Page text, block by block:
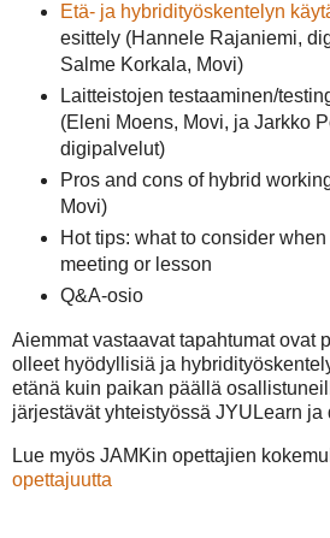
Etä- ja hybridityöskentelyn
esittely (Hannele Rajaniemi,
Salme Korkala, Movi)
Laitteistojen testaaminen/
(Eleni Moens, Movi, ja Jarkko
digipalvelut)
Pros and cons of hybrid
Movi)
Hot tips: what to consider
meeting or lesson
Q&A-osio
Aiemmat vastaavat tapahtumat ovat
olleet hyödyllisiä ja
etänä kuin paikan päällä
järjestävät yhteistyössä JYULearn ja
Lue myös JAMKin opettajien
opettajuutta